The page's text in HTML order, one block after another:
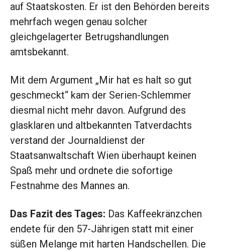
auf Staatskosten. Er ist den Behörden bereits
mehrfach wegen genau solcher
gleichgelagerter Betrugshandlungen
amtsbekannt.
Mit dem Argument „Mir hat es halt so gut
geschmeckt“ kam der Serien-Schlemmer
diesmal nicht mehr davon. Aufgrund des
glasklaren und altbekannten Tatverdachts
verstand der Journaldienst der
Staatsanwaltschaft Wien überhaupt keinen
Spaß mehr und ordnete die sofortige
Festnahme des Mannes an.
Das Fazit des Tages: Das Kaffeekränzchen
endete für den 57-Jährigen statt mit einer
süßen Melange mit harten Handschellen. Die